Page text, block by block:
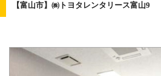
【富山市】㈱トヨタレンタリース富山9